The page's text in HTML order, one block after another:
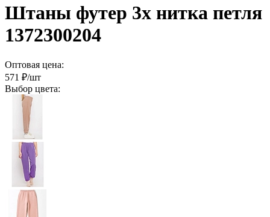
Штаны футер 3х нитка петля
1372300204
Оптовая цена:
571 ₽/шт
Выбор цвета: